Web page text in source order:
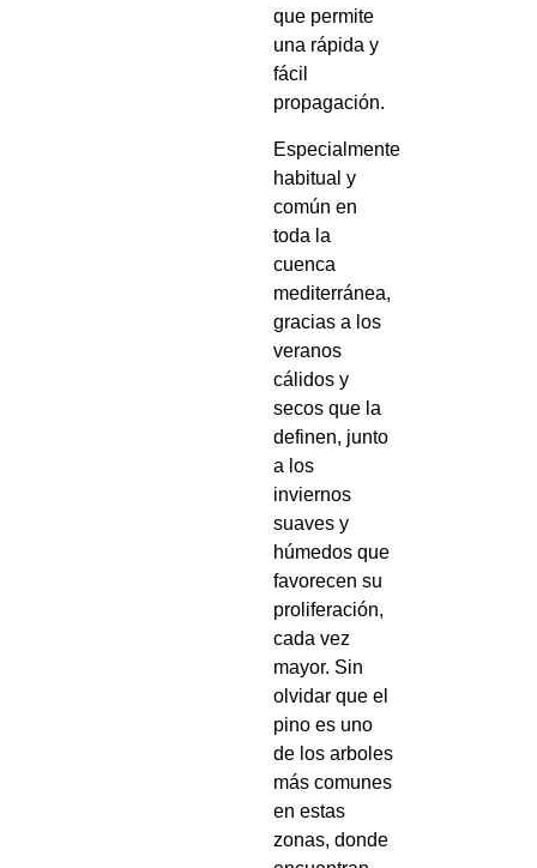
que permite
una rápida y
fácil
propagación.
Especialmente
habitual y
común en
toda la
cuenca
mediterránea,
gracias a los
veranos
cálidos y
secos que la
definen, junto
a los
inviernos
suaves y
húmedos que
favorecen su
proliferación,
cada vez
mayor. Sin
olvidar que el
pino es uno
de los arboles
más comunes
en estas
zonas, donde